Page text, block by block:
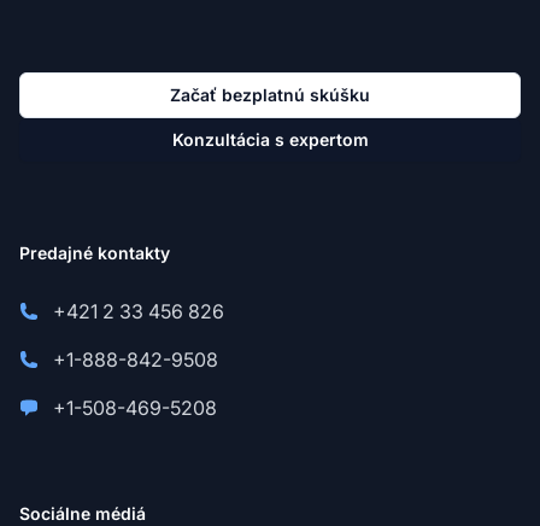
Začať bezplatnú skúšku
Konzultácia s expertom
Predajné kontakty
+421 2 33 456 826
+1-888-842-9508
+1-508-469-5208
Sociálne médiá